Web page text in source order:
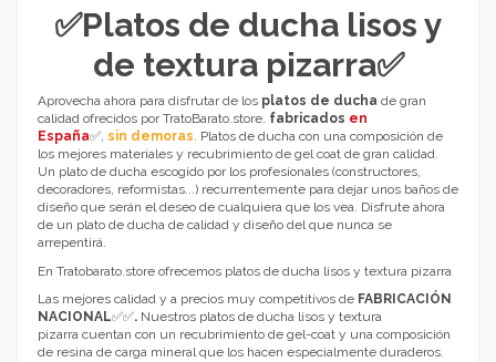
✅Platos de ducha lisos y
de textura pizarra✅
Aprovecha ahora para disfrutar de los platos de ducha de gran
calidad ofrecidos por TratoBarato.store. fabricados en
España✅, sin demoras. Platos de ducha con una composición de
los mejores materiales y recubrimiento de gel coat de gran calidad.
Un plato de ducha escogido por los profesionales (constructores,
decoradores, reformistas...) recurrentemente para dejar unos baños de
diseño que serán el deseo de cualquiera que los vea. Disfrute ahora
de un plato de ducha de calidad y diseño del que nunca se
arrepentirá.
En Tratobarato.store ofrecemos platos de ducha lisos y textura pizarra
Las mejores calidad y a precios muy competitivos de FABRICACIÓN
NACIONAL✅✅. Nuestros platos de ducha lisos y textura
pizarra cuentan con un recubrimiento de gel-coat y una composición
de resina de carga mineral que los hacen especialmente duraderos.